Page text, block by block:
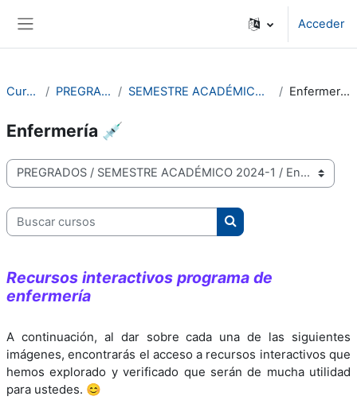
Acceder
Cursos PREGRADOS SEMESTRE ACADÉMICO 2024-1 Enfermería 💉
Enfermería 💉
Categorías
Buscar cursos
Buscar cursos
Recursos interactivos programa de
enfermería
A continuación, al dar sobre cada una de las siguientes
imágenes, encontrarás el acceso a recursos interactivos que
hemos explorado y verificado que serán de mucha utilidad
para ustedes. 😊